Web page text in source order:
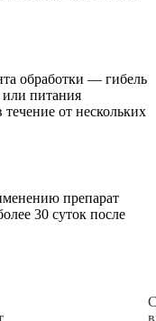
обработки — гибель
или питания
от нескольких
препарат
30 суток после